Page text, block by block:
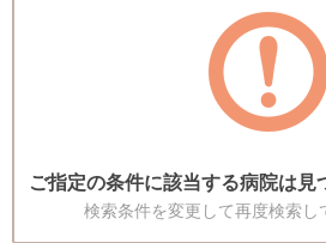
ご指定の条件に該当する病院は見
検索条件を変更して再度検索し